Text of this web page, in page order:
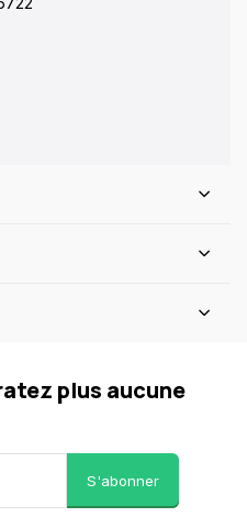
plus aucune
S'abonner